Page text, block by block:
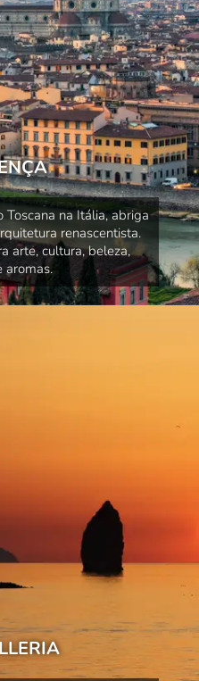
na Itália, abriga
renascentista.
arte, cultura, beleza,
aromas.